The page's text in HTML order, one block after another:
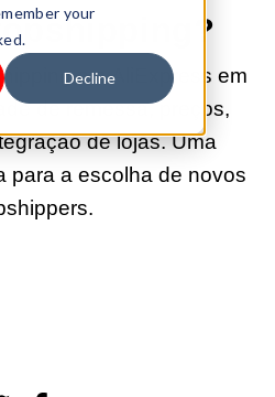
your
Decline
e o AliExpress em
de remessa, preços,
de lojas. Uma
para a escolha de novos